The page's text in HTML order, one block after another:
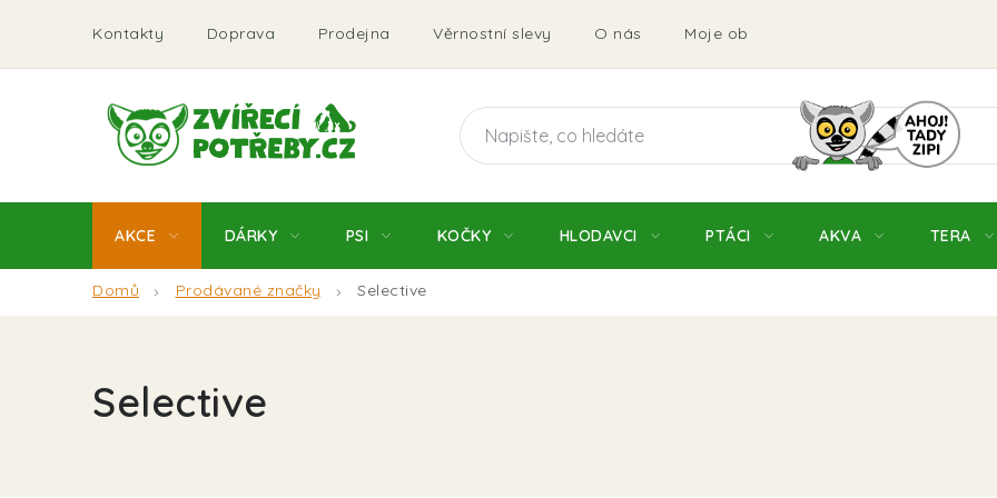
obsah
Kontakty Doprava Prodejna Věrnostní slevy O nás Moje objednávka Obchodní
AKCE DÁRKY PSI KOČKY HLODAVCI PTÁCI AKVA TERA
Domů Prodávané značky Selective
Selective